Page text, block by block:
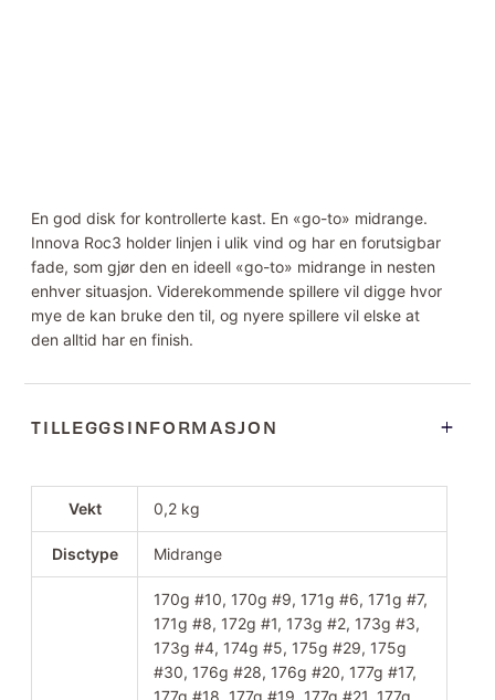
En god disk for kontrollerte kast. En «go-to» midrange.
Innova Roc3 holder linjen i ulik vind og har en forutsigbar
fade, som gjør den en ideell «go-to» midrange in nesten
enhver situasjon. Viderekommende spillere vil digge hvor
mye de kan bruke den til, og nyere spillere vil elske at
den alltid har en finish.
TILLEGGSINFORMASJON
Vekt 0,2 kg
Disctype Midrange
170g #10, 170g #9, 171g #6, 171g #7,
171g #8, 172g #1, 173g #2, 173g #3,
173g #4, 174g #5, 175g #29, 175g
#30, 176g #28, 176g #20, 177g #17,